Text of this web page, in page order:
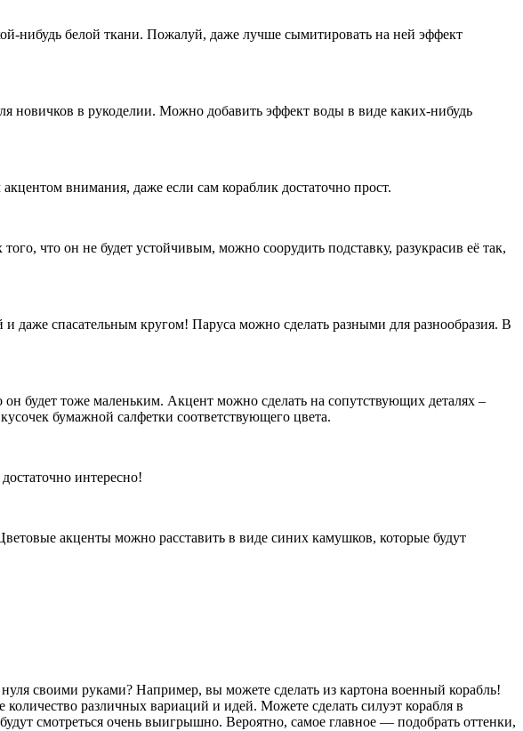
нибудь белой ткани. Пожалуй, даже лучше сымитировать на ней эффект
новичков в рукоделии. Можно добавить эффект воды в виде каких-нибудь
внимания, даже если сам кораблик достаточно прост.
что он не будет устойчивым, можно соорудить подставку, разукрасив её так,
даже спасательным кругом! Паруса можно сделать разными для разнообразия. В
будет тоже маленьким. Акцент можно сделать на сопутствующих деталях –
бумажной салфетки соответствующего цвета.
интересно!
акценты можно расставить в виде синих камушков, которые будут
своими руками? Например, вы можете сделать из картона военный корабль!
различных вариаций и идей. Можете сделать силуэт корабля в
смотреться очень выигрышно. Вероятно, самое главное — подобрать оттенки,